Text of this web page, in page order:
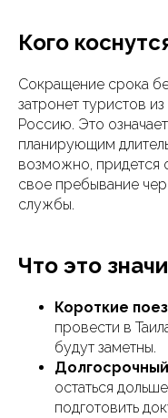
Кого
Сокращение срока
затронет туристов
Россию. Это
планирующим
возможно, придется
свое пребывание
службы.
Что это
Короткие
провести в
будут заметны.
остаться
подготовить